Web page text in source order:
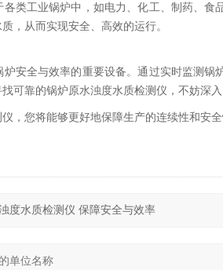
类工业锅炉中，如电力、化工、制药、
，从而实现安全、高效的运行。
安全与效率的重要设备。通过实时监测
可靠的锅炉原水浊度水质检测仪，不妨深
，您将能够更好地保障生产的连续性和安